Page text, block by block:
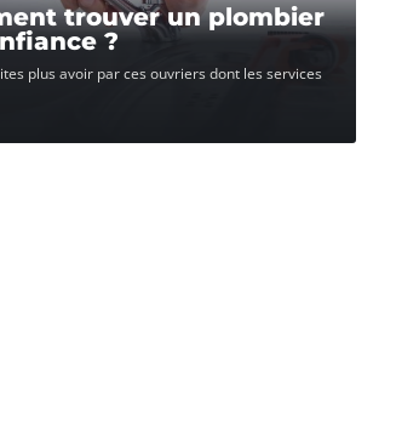
trouver un plombier
?
plus avoir par ces ouvriers dont les services